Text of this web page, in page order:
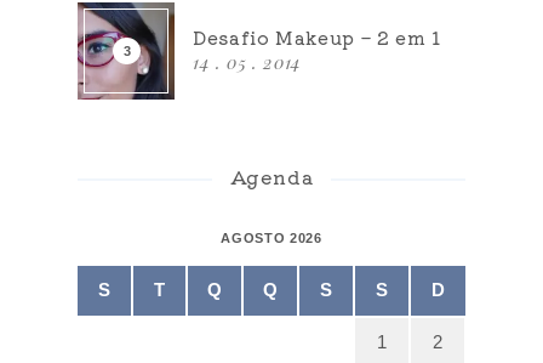
Desafio Makeup – 2 em 1
14 . 05 . 2014
Agenda
AGOSTO 2026
S T Q Q S S D
1 2